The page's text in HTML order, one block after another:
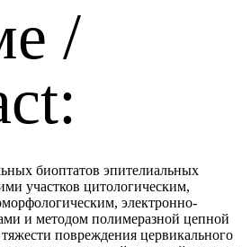
/
биоптатов эпителиальных
участков цитологическим,
электронно-
и методом полимеразной цепной
повреждения цервикального